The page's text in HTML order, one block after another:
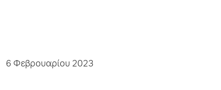
6 Φεβρουαρίου 2023